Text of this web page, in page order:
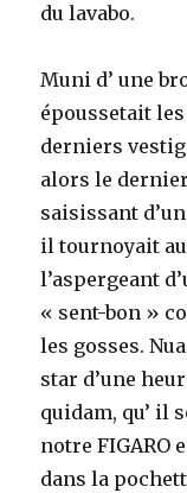
du lavabo.
Muni d’ une
époussetait
derniers
alors le dernier
saisissant
il tournoyait
l’aspergeant
« sent-bon »
les gosses.
star d’une
quidam, qu’ il
notre FIGARO
dans la